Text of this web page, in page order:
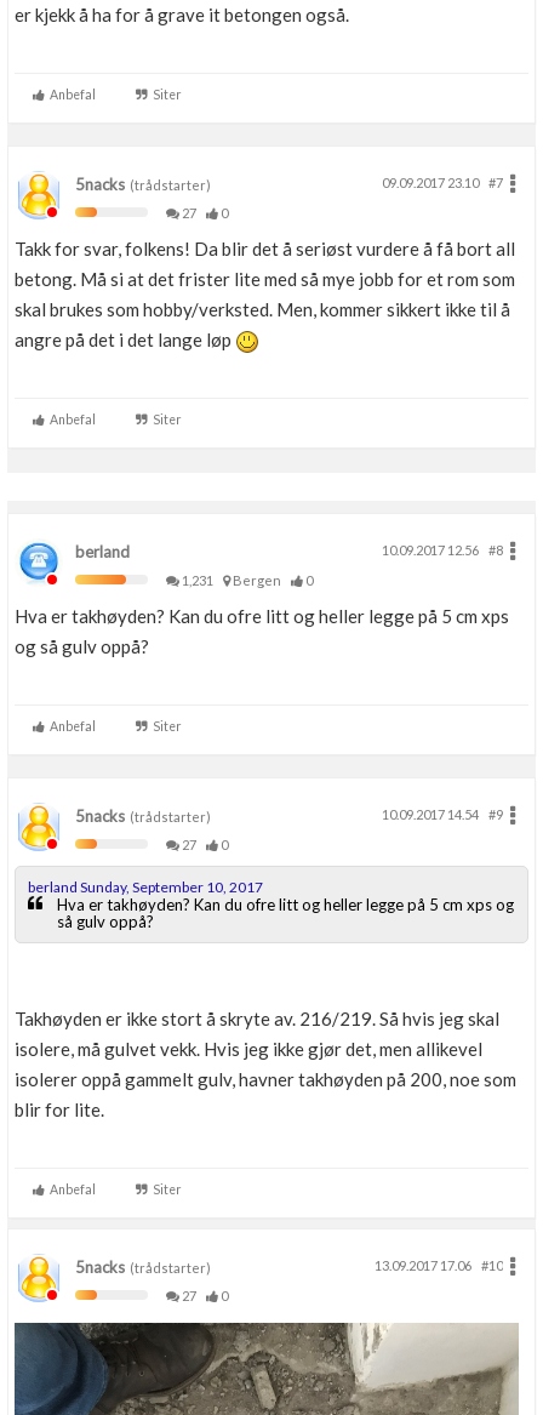
er kjekk å ha for å grave it betongen også.
Anbefal Siter
5nacks (trådstarter) 09.09.2017 23.10
#7
27
0
Takk for svar, folkens! Da blir det å seriøst vurdere å få bort all
betong. Må si at det frister lite med så mye jobb for et rom som
skal brukes som hobby/verksted. Men, kommer sikkert ikke til å
angre på det i det lange løp
Anbefal Siter
berland 10.09.2017 12.56
#8
1,231
Bergen 0
Hva er takhøyden? Kan du ofre litt og heller legge på 5 cm xps
og så gulv oppå?
Anbefal Siter
5nacks (trådstarter) 10.09.2017 14.54
#9
27
0
berland Sunday, September 10, 2017
Hva er takhøyden? Kan du ofre litt og heller legge på 5 cm xps og
så gulv oppå?
Takhøyden er ikke stort å skryte av. 216/219. Så hvis jeg skal
isolere, må gulvet vekk. Hvis jeg ikke gjør det, men allikevel
isolerer oppå gammelt gulv, havner takhøyden på 200, noe som
blir for lite.
Anbefal Siter
5nacks (trådstarter) 13.09.2017 17.06
#10
27
0